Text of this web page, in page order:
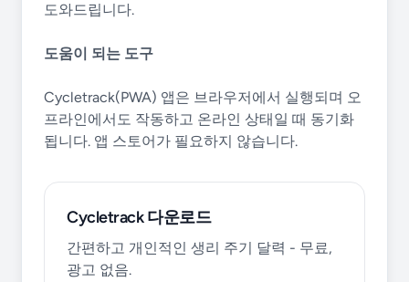
도와드립니다.
도움이 되는 도구
Cycletrack(PWA) 앱은 브라우저에서 실행되며 오
프라인에서도 작동하고 온라인 상태일 때 동기화
됩니다. 앱 스토어가 필요하지 않습니다.
Cycletrack 다운로드
간편하고 개인적인 생리 주기 달력 - 무료,
광고 없음.